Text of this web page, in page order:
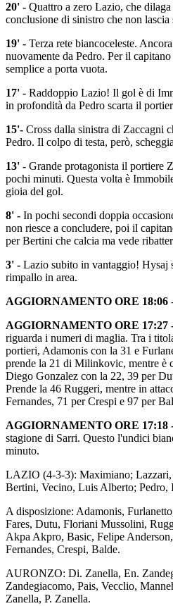
20' - Quattro a zero Lazio, che
conclusione di sinistro che non
19' - Terza rete biancoceleste.
nuovamente da Pedro. Per il
semplice a porta vuota.
17' - Raddoppio Lazio! Il gol è di
in profondità da Pedro scarta il
15'- Cross dalla sinistra di Zaccagni
Pedro. Il colpo di testa, però,
13' - Grande protagonista il portiere
pochi minuti. Questa volta è
gioia del gol.
8' - In pochi secondi doppia
non riesce a concludere, poi il
per Bertini che calcia ma vede
3' - Lazio subito in vantaggio! Hysaj
rimpallo in area.
AGGIORNAMENTO ORE 18:06
AGGIORNAMENTO ORE 17:27
riguarda i numeri di maglia. Tra i
portieri, Adamonis con la 31 e
prende la 21 di Milinkovic, mentre è
Diego Gonzalez con la 22, 39 per
Prende la 46 Ruggeri, mentre in
Fernandes, 71 per Crespi e 97 per
AGGIORNAMENTO ORE 17:18
stagione di Sarri. Questo l'undici
minuto.
LAZIO (4-3-3): Maximiano;
Bertini, Vecino, Luis Alberto; Pedro,
A disposizione: Adamonis,
Fares, Dutu, Floriani Mussolini,
Akpa Akpro, Basic, Felipe
Fernandes, Crespi, Balde.
AURONZO: Di. Zanella, En.
Zandegiacomo, Pais, Vecclio,
Zanella, P. Zanella.